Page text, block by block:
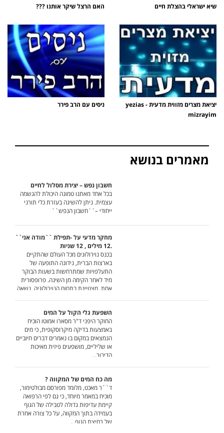
שיא ישראלי בהצלת חיים האם הרצל שיקר אותנו ???
יציאת מצרים מזווית מדעית - yezias
mizrayim
ניסים עם הרב פירר
מאמרים בנושא
חשבון נפש – יצירת מסלול לחיים
בכל אחד מאתנו טמונה היכולת להגשמה
עצמית. ניתן להשיגה בעזרת כלי תורני
ייחודי –``חשבון הנפש``
מחקר מדעי על -תפילת ``מודה אני``
.12 מילים , 12 שניות
בכנס נוירולוגים מכל העולם שהתקיים
בארצות הברית, נידונה התופעה של
התעלפויות שמתרחשות בשעות הבוקר
מיד לאחר הקימה מן השינה. פרופסורית
אחת, מצטיינת בתחום הנוירולוגיה, נשאה
השפעת גלי הקול על המים
החוקר היפני ד"ר מסארו אמוטו הוכיח
באמצעות בדיקה מיקרוסקופית, כי מים
הנמצאים במקום בו נאמרים דברים חיוביים
או שליליים, מושפעים פיזית מאיכות
הדיבור...
מה כח המים של המקווה ?
ד``ר מאכט, מלומד מפורסם מבולטימור,
מוכיח במאמר מיוחד, כי גם לפי הרפואה
קיימת עדיפות גדולה לטבילה של הגוף
בעמידה בתוך המקווה, על כל צורה אחרת
של רחיצת הגוף...